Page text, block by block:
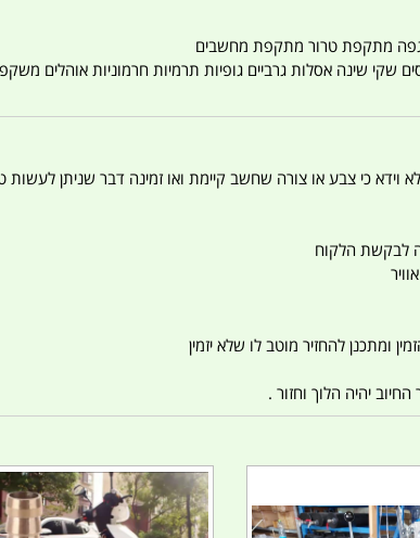
שקי שינה אסלות גרביים גופיות תרמיות חרמוניות אוהלים
וידא כי צבע או צורה שחשב קיימת ואו זמינה דבר שניתן
לבקשת הלקוח
ומתכנן להחזיר מוטב לו שלא יזמין
יהיה הלוך וחזור .